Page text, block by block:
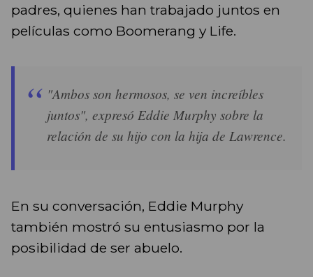
padres, quienes han trabajado juntos en
películas como Boomerang y Life.
"Ambos son hermosos, se ven increíbles
juntos", expresó Eddie Murphy sobre la
relación de su hijo con la hija de Lawrence.
En su conversación, Eddie Murphy
también mostró su entusiasmo por la
posibilidad de ser abuelo.